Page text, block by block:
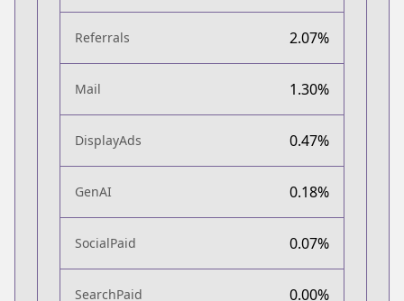
Referrals 2.07%
Mail 1.30%
DisplayAds 0.47%
GenAI 0.18%
SocialPaid 0.07%
SearchPaid 0.00%